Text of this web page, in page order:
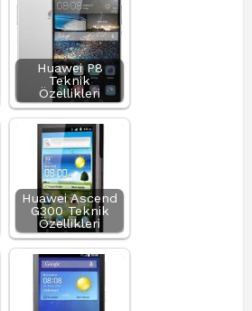
Huawei P8
Teknik
Özellikleri
Huawei Ascend
G300 Teknik
Özellikleri